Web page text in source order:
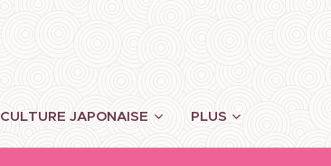
CULTURE JAPONAISE PLUS